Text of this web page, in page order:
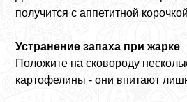
получится с аппетитной
Устранение запаха при жарке
Положите на сковороду
картофелины - они впитают